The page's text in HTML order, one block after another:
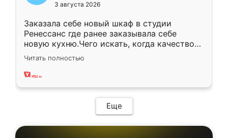
3 августа 2026
Заказала себе новый шкаф в студии
Ренессанс где ранее заказывала себе
новую кухню.Чего искать, когда качеством
вполне довольна. Служит кухня уже почти
два года, нареканий нет.
Читать полностью
Еще